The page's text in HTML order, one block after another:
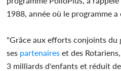
1988, année où le programme a
"Grâce aux efforts conjoints du
ses partenaires et des
3 milliards d'enfants et réduit